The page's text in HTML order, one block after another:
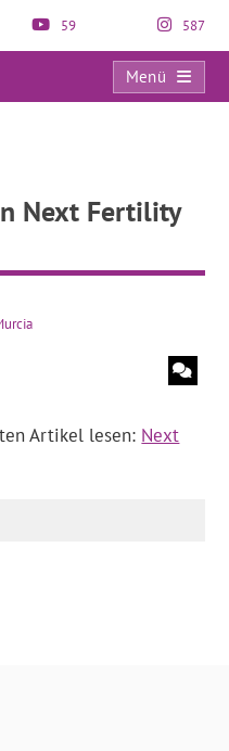
59 587
Menü
Stellungnahmen von Next Fertility Murcia
Next Fertility
Artikel lesen: Next